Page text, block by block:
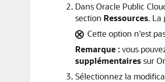
Dans Oracle Public
section Ressources. La
Cette option n'est
Remarque :vous
supplémentairessur
Sélectionnez la